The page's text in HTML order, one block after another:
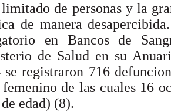
de personas y la
de manera
en Bancos de
de Salud en su
se registraron 716
femenino de las cuales 16
edad) (8).